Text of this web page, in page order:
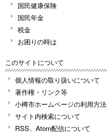
国民健康保険
国民年金
税金
お困りの時は
このサイトについて
個人情報の取り扱いについて
著作権・リンク等
小樽市ホームページの利用方法
サイト内検索について
RSS、Atom配信について